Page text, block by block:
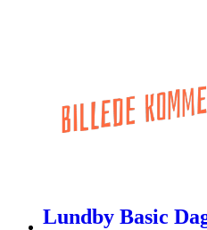
Lundby Basic